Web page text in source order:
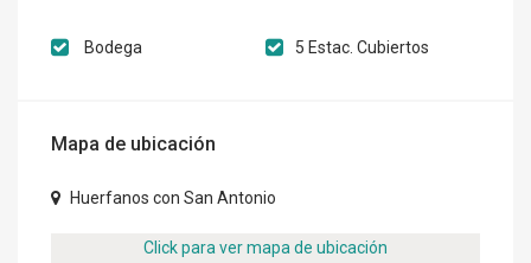
Bodega 5 Estac. Cubiertos
Mapa de ubicación
Huerfanos con San Antonio
Click para ver mapa de ubicación